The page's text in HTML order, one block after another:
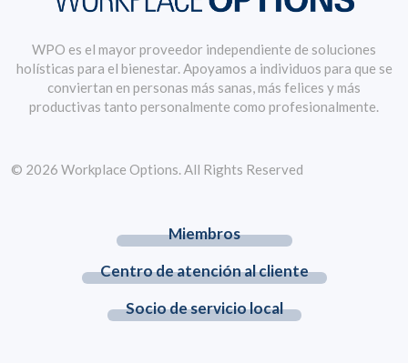
WPO es el mayor proveedor independiente de soluciones
holísticas para el bienestar. Apoyamos a individuos para que se
conviertan en personas más sanas, más felices y más
productivas tanto personalmente como profesionalmente.
Miembros
Centro de atención al cliente
Socio de servicio local
© 2026 Workplace Options. All Rights Reserved